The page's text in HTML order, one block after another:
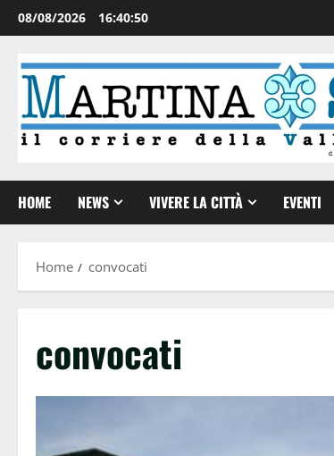
08/08/2026 16:40:51
HOME NEWS VIVERE LA CITTÀ EVENTI
Home convocati
convocati